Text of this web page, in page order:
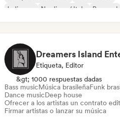
Indie pop
Nu-disco / Italo Pop soul
Etiqueta, Editor
&gt; 1000 respuestas dadas
Bass musicMúsica brasileñaFunk
Dance musicDeep house
Ofrecer a los artistas un contrato
Firmar artistas o lanzar su música